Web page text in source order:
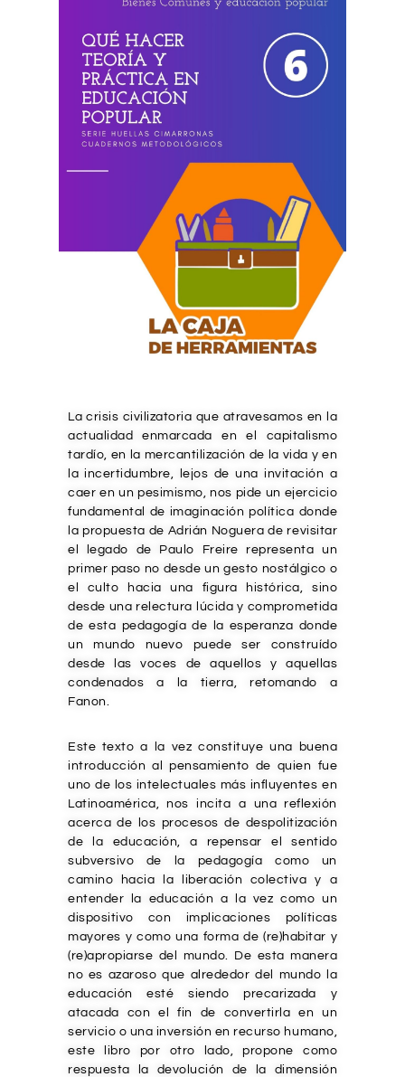
La crisis civilizatoria que atravesamos en la
actualidad enmarcada en el capitalismo
tardío, en la mercantilización de la vida y en
la incertidumbre, lejos de una invitación a
caer en un pesimismo, nos pide un ejercicio
fundamental de imaginación política donde
la propuesta de Adrián Noguera de revisitar
el legado de Paulo Freire representa un
primer paso no desde un gesto nostálgico o
el culto hacia una figura histórica, sino
desde una relectura lúcida y comprometida
de esta pedagogía de la esperanza donde
un mundo nuevo puede ser construído
desde las voces de aquellos y aquellas
condenados a la tierra, retomando a
Fanon.
Este texto a la vez constituye una buena
introducción al pensamiento de quien fue
uno de los intelectuales más influyentes en
Latinoamérica, nos incita a una reflexión
acerca de los procesos de despolitización
de la educación, a repensar el sentido
subversivo de la pedagogía como un
camino hacia la liberación colectiva y a
entender la educación a la vez como un
dispositivo con implicaciones políticas
mayores y como una forma de (re)habitar y
(re)apropiarse del mundo. De esta manera
no es azaroso que alrededor del mundo la
educación esté siendo precarizada y
atacada con el fin de convertirla en un
servicio o una inversión en recurso humano,
este libro por otro lado, propone como
respuesta la devolución de la dimensión